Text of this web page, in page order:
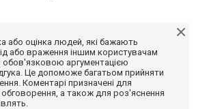
або оцінка людей, які бажають
або враження іншим користувачам
обов'язковою аргументацією
Це допоможе багатьом прийняти
Коментарі призначені для
обговорення, а також для роз'яснення